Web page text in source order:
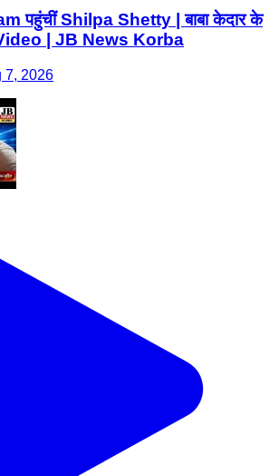
पहुंचीं Shilpa Shetty | बाबा केदार के
Video | JB News Korba
7, 2026